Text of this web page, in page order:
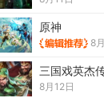
原神
8
三国戏英杰
8月12日